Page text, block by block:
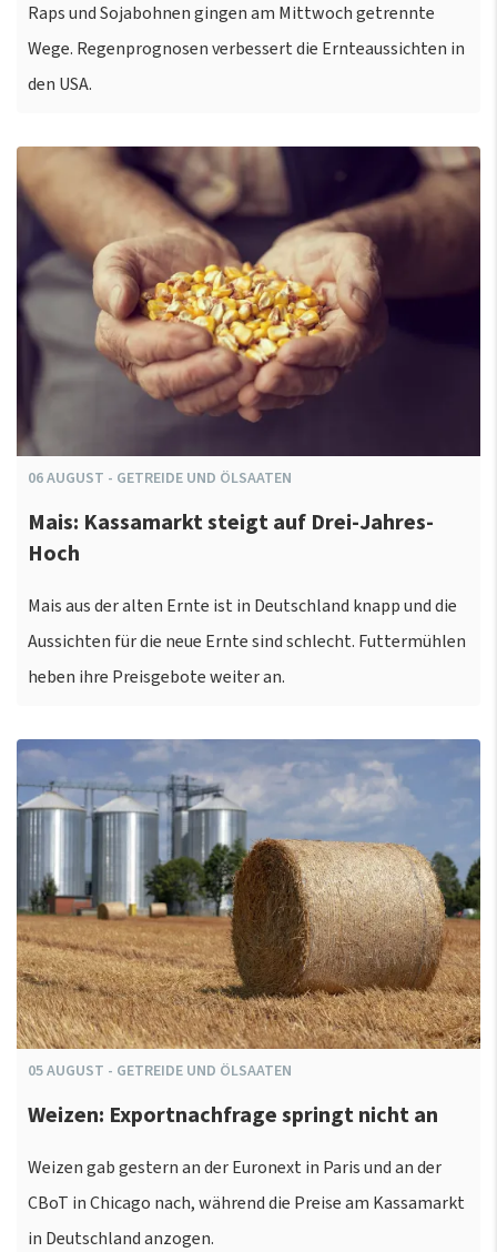
Raps und Sojabohnen gingen am Mittwoch getrennte
Wege. Regenprognosen verbessert die Ernteaussichten in
den USA.
06AUGUST - GETREIDE UND ÖLSAATEN
Mais: Kassamarkt steigt auf Drei-Jahres-
Hoch
Mais aus der alten Ernte ist in Deutschland knapp und die
Aussichten für die neue Ernte sind schlecht. Futtermühlen
heben ihre Preisgebote weiter an.
05AUGUST - GETREIDE UND ÖLSAATEN
Weizen: Exportnachfrage springt nicht an
Weizen gab gestern an der Euronext in Paris und an der
CBoT in Chicago nach, während die Preise am Kassamarkt
in Deutschland anzogen.